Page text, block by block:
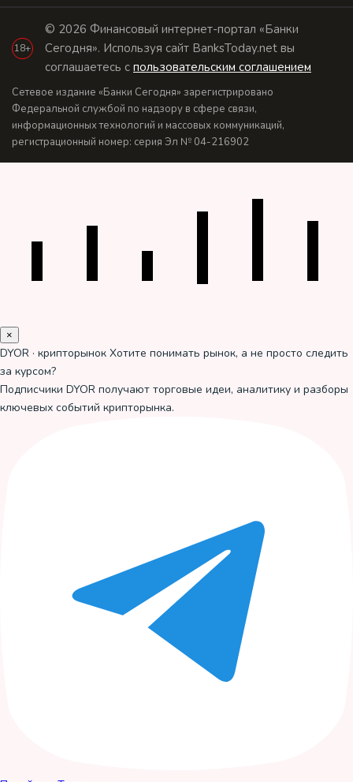
18+
© 2026 Финансовый интернет-портал «Банки
Сегодня». Используя сайт BanksToday.net вы
соглашаетесь с пользовательским соглашением
Сетевое издание «Банки Сегодня» зарегистрировано
Федеральной службой по надзору в сфере связи,
информационных технологий и массовых коммуникаций,
регистрационный номер: серия Эл № 04-216902
×
DYOR · крипторынок Хотите понимать рынок, а не просто следить
за курсом?
Подписчики DYOR получают торговые идеи, аналитику и разборы
ключевых событий крипторынка.